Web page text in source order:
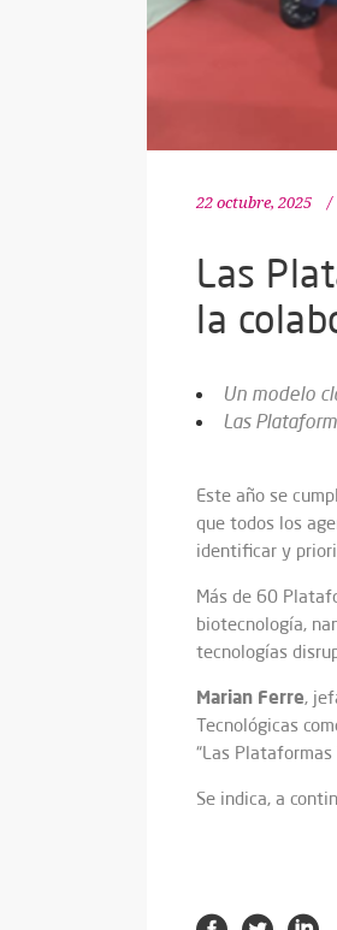
22 octubre, 2025
Las
la
Un modelo
Las
Este año se
que todos los
identificar y
Más de 60
biotecnología,
tecnologías
Marian Ferre,
Tecnológicas
“Las
Se indica, a